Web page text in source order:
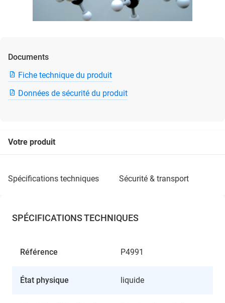
Documents
Fiche technique du produit
Données de sécurité du produit
Votre produit
spécifications techniques sécurité & transport
SPÉCIFICATIONS TECHNIQUES
Référence P4991
État physique liquide